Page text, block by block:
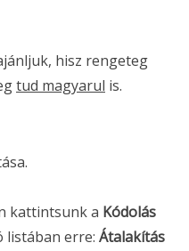
hisz rengeteg
tud magyarul is.
kattintsunk a Kódolás
listában erre: Átalakítás